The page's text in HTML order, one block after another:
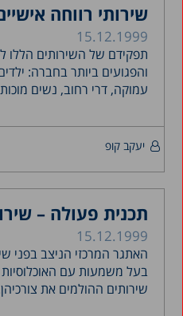
שירותי רווחה אישיים –
15.12.1999
תפקידם של השירותים הללו
והפגועים ביותר בחברה:
עמוקה, דרי רחוב, נשים
יעקב קופ
תכנית פעולה –
15.12.1999
האתגר המרכזי הניצב בפני
בעל משמעות עם
שירותים ההולמים את